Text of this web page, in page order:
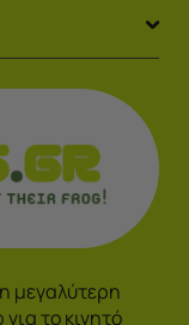
μεγαλύτερη
το κινητό